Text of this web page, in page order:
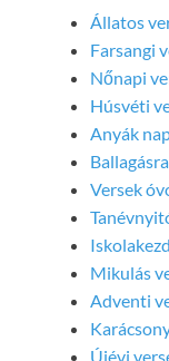
Állatos
Farsangi
Nőnapi
Húsvéti
Anyák
Ballagásra
Versek
Mikulás
Adventi
Újévi